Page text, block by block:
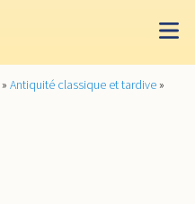
» Antiquité classique et tardive »